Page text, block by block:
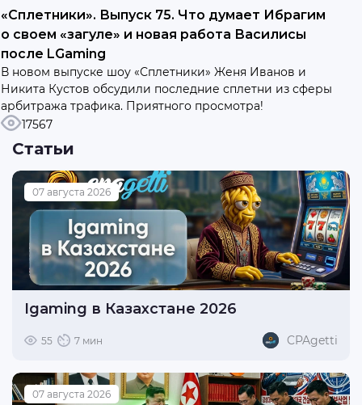
«Сплетники». Выпуск 75. Что думает Ибрагим
о своем «загуле» и новая работа Василисы
после LGaming
В новом выпуске шоу «Сплетники» Женя Иванов и
Никита Кустов обсудили последние сплетни из сферы
арбитража трафика. Приятного просмотра!
17567
Статьи
07 августа 2026
Igaming в Казахстане 2026
55 7 мин CPAgetti
07 августа 2026